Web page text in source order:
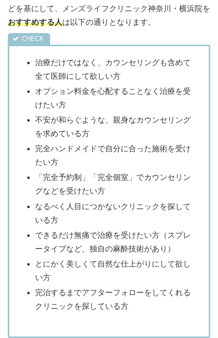
どを基にして、メンズライフクリニック神奈川・横浜院を
おすすめする人は以下の通りとなります。
治療だけではなく、カウンセリングも含めて
全て医師にして欲しい方
オプション料金を心配することなく治療を受
けたい方
不安が和らぐような、親身なカウンセリング
を求めている方
完全ハンドメイドで自分に合った施術を受け
たい方
「完全予約制」「完全個室」でカウンセリン
グなどを受けたい方
なるべく人目につかないクリニックを探して
いる方
できるだけ無痛で治療を受けたい方（スプレ
ータイプなど、独自の麻酔技術があり）
とにかく美しくて自然な仕上がりにして欲し
い方
完治するまでアフターフォローをしてくれる
クリニックを探している方